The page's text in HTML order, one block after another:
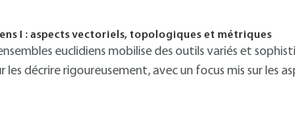
I : aspects vectoriels, topologiques et métriques
euclidiens mobilise des outils variés et
décrire rigoureusement, avec un focus mis sur les